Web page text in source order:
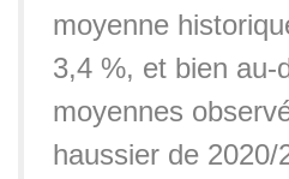
moyenne
3,4 %, et bien au-
moyennes
haussier de 2020/